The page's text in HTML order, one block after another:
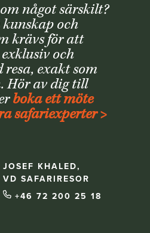
något särskilt?
och
krävs för att
och
exakt som
Hör av dig till
boka ett möte
safariexperter >
JOSEF KHALED,
VD SAFARIRESOR
+46 72 200 25 18